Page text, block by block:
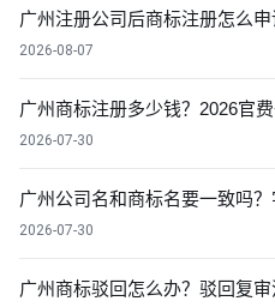
广州注册公司后商标注册怎么申
2026-08-07
广州商标注册多少钱？2026官
2026-07-30
广州公司名和商标名要一致吗
2026-07-30
广州商标驳回怎么办？驳回复